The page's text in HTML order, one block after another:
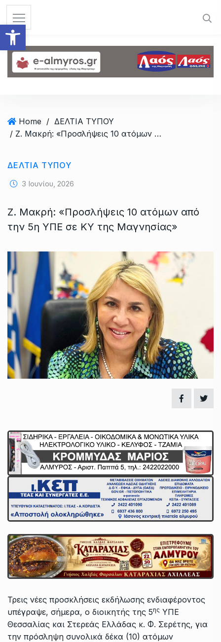
Ανοίξτε τη γραμμή
Home / ΔΕΛΤΙΑ ΤΥΠΟΥ
/ Ζ. Μακρή: «Προσλήψεις 10 ατόμων από την 5η ΥΠΕ σε ΚΥ της Μαγνησίας»
ΔΕΛΤΙΑ ΤΥΠΟΥ
3 Ιουνίου, 2026
Ζ. Μακρή: «Προσλήψεις 10 ατόμων από
την 5η ΥΠΕ σε ΚΥ της Μαγνησίας»
Τρεις νέες προσκλήσεις εκδήλωσης ενδιαφέροντος
υπέγραψε, σήμερα, ο διοικητής της 5ης ΥΠΕ
Θεσσαλίας και Στερεάς Ελλάδας κ. Φ. Σερέτης, για
την πρόσληψη συνολικά δέκα (10) ατόμων